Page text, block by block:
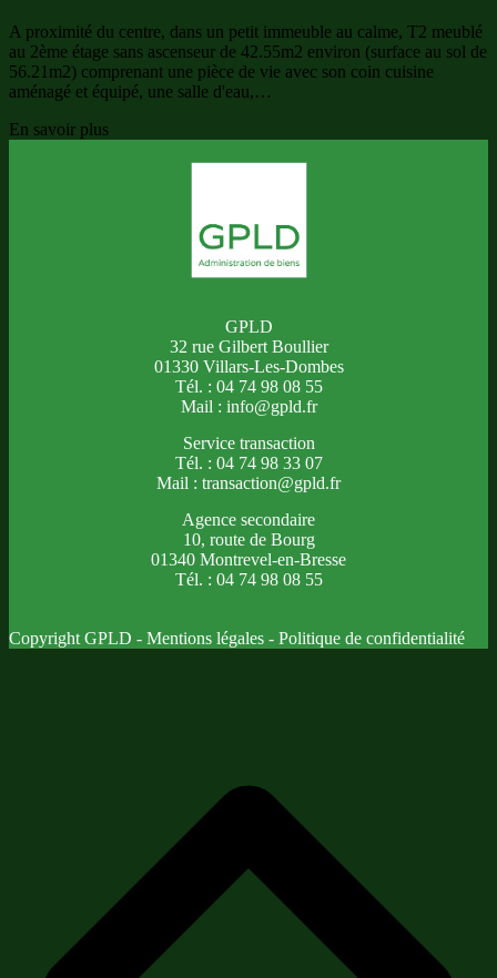
A proximité du centre, dans un petit immeuble au calme, T2 meublé
au 2ème étage sans ascenseur de 42.55m2 environ (surface au sol de
56.21m2) comprenant une pièce de vie avec son coin cuisine
aménagé et équipé, une salle d'eau,…
En savoir plus
GPLD
32 rue Gilbert Boullier
01330 Villars-Les-Dombes
Tél. : 04 74 98 08 55
Mail : info@gpld.fr
Service transaction
Tél. : 04 74 98 33 07
Mail : transaction@gpld.fr
Agence secondaire
10, route de Bourg
01340 Montrevel-en-Bresse
Tél. : 04 74 98 08 55
Copyright GPLD - Mentions légales - Politique de confidentialité